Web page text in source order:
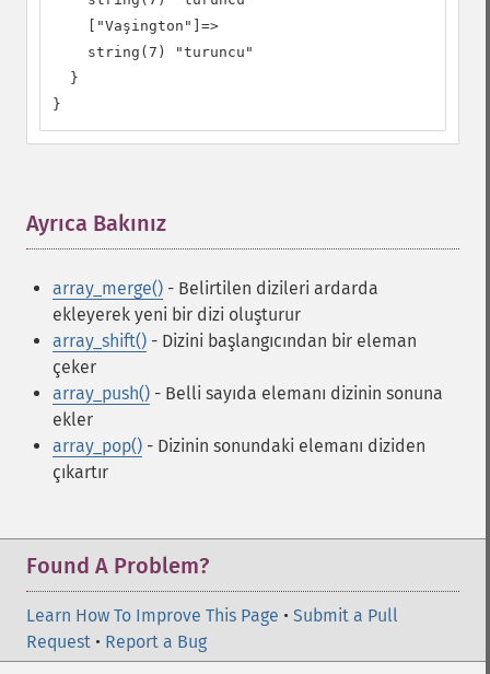
    ["Vaşington"]=>
    string(7) "turuncu"
  }
}
Ayrıca Bakınız
array_merge() - Belirtilen dizileri ardarda
ekleyerek yeni bir dizi oluşturur
array_shift() - Dizini başlangıcından bir eleman
çeker
array_push() - Belli sayıda elemanı dizinin sonuna
ekler
array_pop() - Dizinin sonundaki elemanı diziden
çıkartır
Found A Problem?
Learn How To Improve This Page • Submit a Pull
Request • Report a Bug